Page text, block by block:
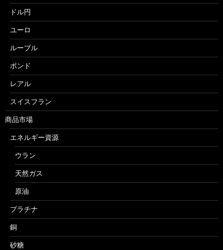
ドル円
ユーロ
ルーブル
ポンド
レアル
スイスフラン
商品市場
エネルギー資源
ウラン
天然ガス
原油
プラチナ
銅
砂糖